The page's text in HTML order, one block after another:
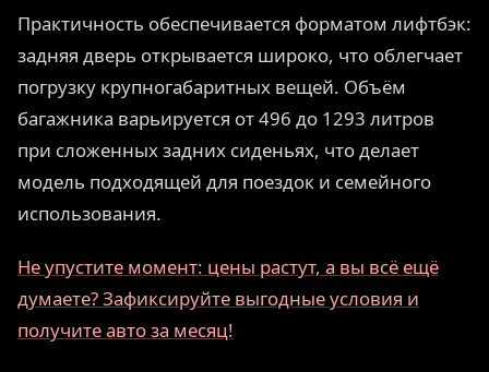
Практичность обеспечивается форматом лифтбэк:
задняя дверь открывается широко, что облегчает
погрузку крупногабаритных вещей. Объём
багажника варьируется от 496 до 1293 литров
при сложенных задних сиденьях, что делает
модель подходящей для поездок и семейного
использования.
Не упустите момент: цены растут, а вы всё ещё
думаете? Зафиксируйте выгодные условия и
получите авто за месяц!